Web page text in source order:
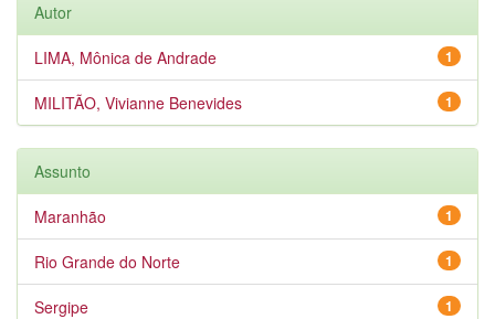
Autor
1
LIMA, Mônica de Andrade
1
MILITÃO, Vivianne Benevides
Assunto
1
Maranhão
1
Rio Grande do Norte
1
Sergipe